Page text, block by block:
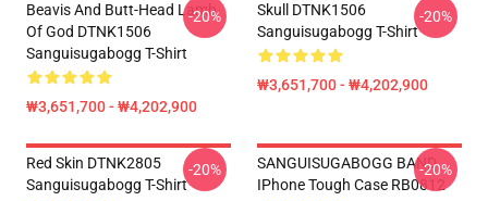
Beavis And Butt-Head Lamb
Of God DTNK1506
Sanguisugabogg T-Shirt
₩3,651,700 - ₩4,202,900
-20%
Skull DTNK1506
Sanguisugabogg T-Shirt
₩3,651,700 - ₩4,202,900
-20%
Red Skin DTNK2805
Sanguisugabogg T-Shirt
-20%
SANGUISUGABOGG BAND
IPhone Tough Case RB0812
-20%